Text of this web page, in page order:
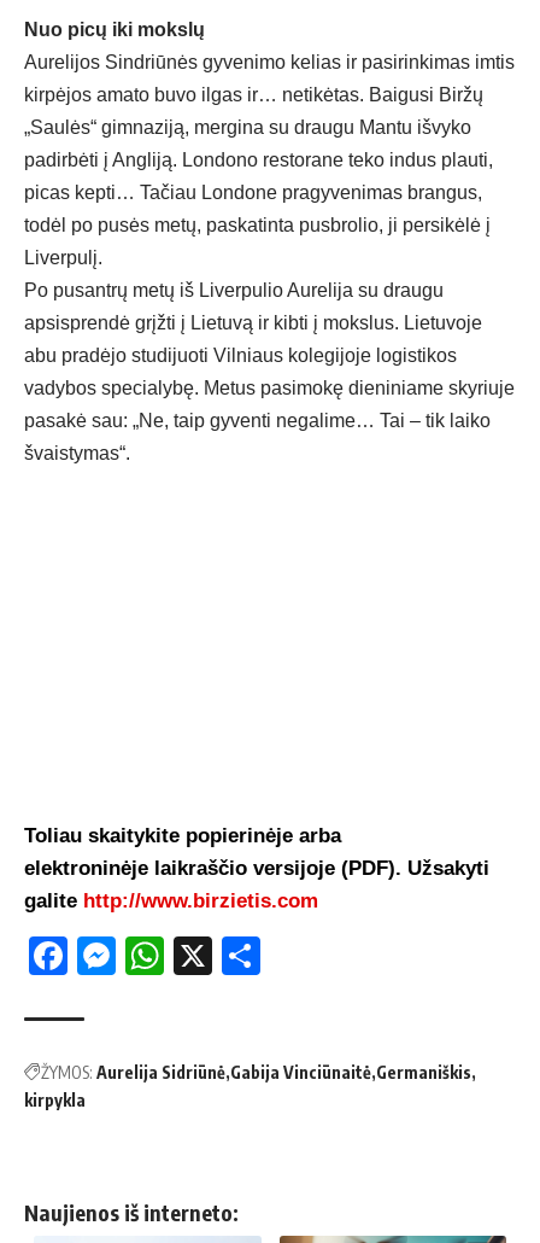
Nuo picų iki mokslų
Aurelijos Sindriūnės gyvenimo kelias ir pasirinkimas imtis
kirpėjos amato buvo ilgas ir… netikėtas. Baigusi Biržų
„Saulės“ gimnaziją, mergina su draugu Mantu išvyko
padirbėti į Angliją. Londono restorane teko indus plauti,
picas kepti… Tačiau Londone pragyvenimas brangus,
todėl po pusės metų, paskatinta pusbrolio, ji persikėlė į
Liverpulį.
Po pusantrų metų iš Liverpulio Aurelija su draugu
apsisprendė grįžti į Lietuvą ir kibti į mokslus. Lietuvoje
abu pradėjo studijuoti Vilniaus kolegijoje logistikos
vadybos specialybę. Metus pasimokę dieniniame skyriuje
pasakė sau: „Ne, taip gyventi negalime… Tai – tik laiko
švaistymas“.
Toliau skaitykite popierinėje arba
elektroninėje laikraščio versijoje (PDF). Užsakyti
galite http://www.birzietis.com
Facebook
Messenger
WhatsApp
X
ŽYMOS: Aurelija Sidriūnė Gabija Vinciūnaitė Germaniškis
kirpykla
Naujienos iš interneto: